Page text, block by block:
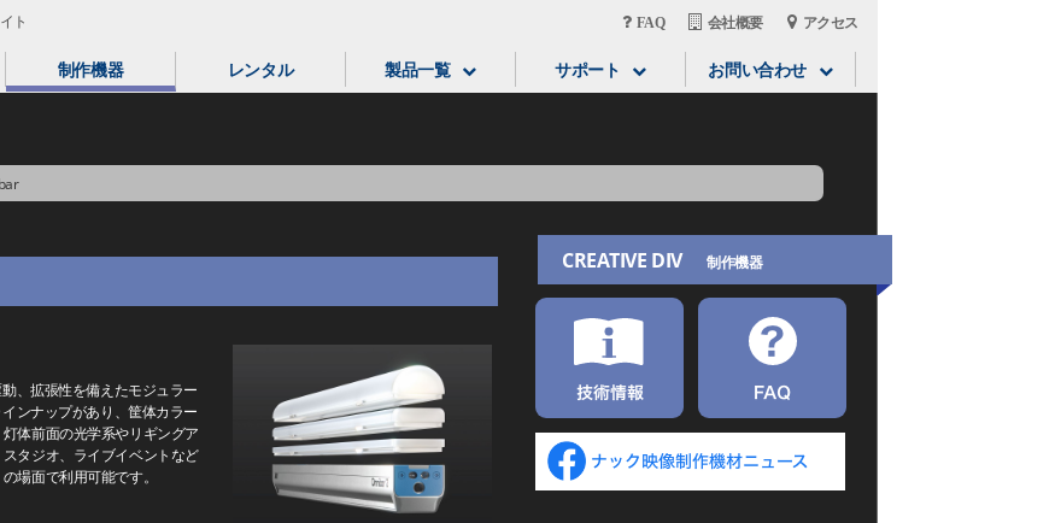
ト FAQ 会社概要 アクセス
制作機器 レンタル 製品一覧 サポート お問い合わせ
CREATIVE DIV 制作機器
、拡張性を備えたモジュラー
ンナップがあり、筐体カラー
体前面の光学系やリギングア
タジオ、ライブイベントなど
場面で利用可能です。